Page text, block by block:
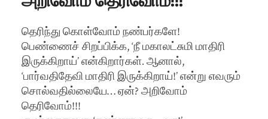
தெரிந்து கொள்வோம் நண்பர்களே!
பெண்ணைச் சிறப்பிக்க, ‘நீ மகாலட்சுமி மாதிரி
இருக்கிறாய்’ என்கிறார்கள். ஆனால்,
‘பார்வதிதேவி மாதிரி இருக்கிறாய்!’ என்று எவரும்
சொல்வதில்லையே… ஏன்? அறிவோம்
தெரிவோம்!!!